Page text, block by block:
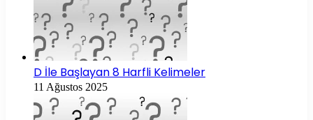
D İle Başlayan 8 Harfli Kelimeler
11 Ağustos 2025